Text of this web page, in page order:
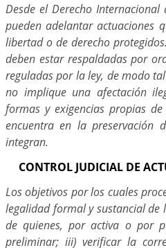
Desde el Derecho
pueden adelantar actuaciones
libertad o de derecho
deben estar respaldadas por
reguladas por la ley, de modo
no implique una afectación
formas y exigencias propias
encuentra en la preservación
integran.
CONTROL JUDICIAL DE
Los objetivos por los cuales
legalidad formal y sustancial de
de quienes, por activa o por
preliminar; iii) verificar la